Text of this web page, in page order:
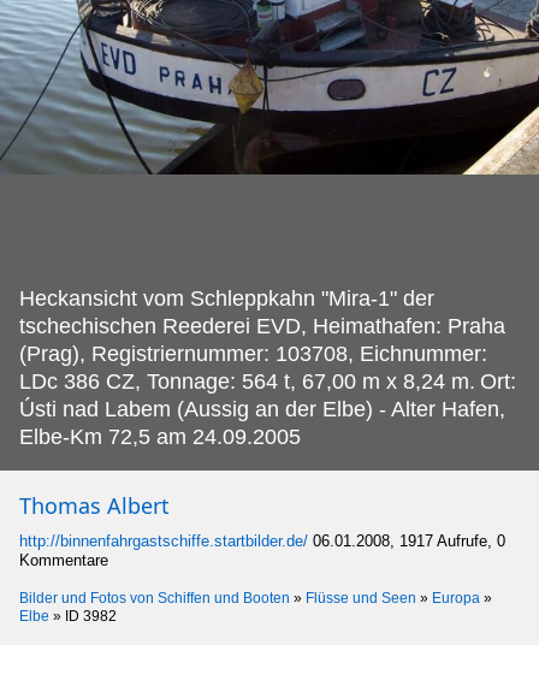
Heckansicht vom Schleppkahn "Mira-1" der
tschechischen Reederei EVD, Heimathafen: Praha
(Prag), Registriernummer: 103708, Eichnummer:
LDc 386 CZ, Tonnage: 564 t, 67,00 m x 8,24 m. Ort:
Ústi nad Labem (Aussig an der Elbe) - Alter Hafen,
Elbe-Km 72,5 am 24.09.2005
Thomas Albert
http://binnenfahrgastschiffe.startbilder.de/ 06.01.2008, 1917 Aufrufe, 0
Kommentare
Bilder und Fotos von Schiffen und Booten » Flüsse und Seen » Europa »
Elbe » ID 3982